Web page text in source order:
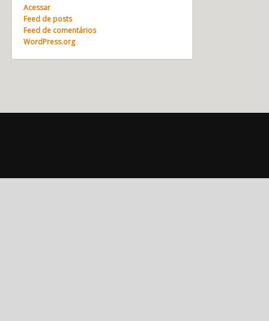
Acessar
Feed de posts
Feed de comentários
WordPress.org